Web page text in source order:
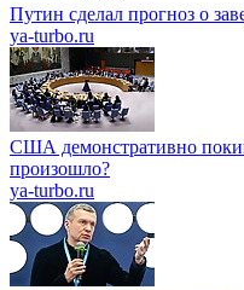
Путин сделал прогноз о
ya-turbo.ru
США демонстративно
произошло?
ya-turbo.ru